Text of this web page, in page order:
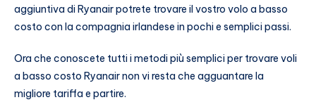
aggiuntiva di Ryanair potrete trovare il vostro volo a basso
costo con la compagnia irlandese in pochi e semplici passi.
Ora che conoscete tutti i metodi più semplici per trovare voli
a basso costo Ryanair non vi resta che agguantare la
migliore tariffa e partire.